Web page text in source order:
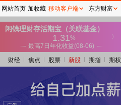
财经 焦点 股票 新股 期指 期权
网站首页 加收藏 移动客户端 东方财富